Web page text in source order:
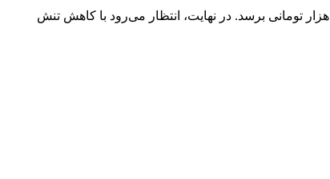
از طرفی، براساس تحلیل‌های صورت گرفته توسط فعالان اقتصادی، احتمال می‌رود روند صعودی قیمت دلار ادامه یابد؛ چه بسا که به محدوده ۶۷ هزار تومانی برسد. در نهایت، انتظار می‌رود با کاهش تنش